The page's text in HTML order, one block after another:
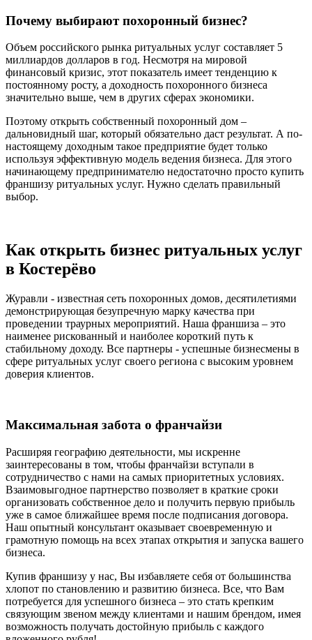
Почему выбирают похоронный бизнес?
Объем российского рынка ритуальных услуг составляет 5
миллиардов долларов в год. Несмотря на мировой
финансовый кризис, этот показатель имеет тенденцию к
постоянному росту, а доходность похоронного бизнеса
значительно выше, чем в других сферах экономики.
Поэтому открыть собственный похоронный дом –
дальновидный шаг, который обязательно даст результат. А по-
настоящему доходным такое предприятие будет только
используя эффективную модель ведения бизнеса. Для этого
начинающему предпринимателю недостаточно просто купить
франшизу ритуальных услуг. Нужно сделать правильный
выбор.
Как открыть бизнес ритуальных услуг
в Костерёво
Журавли - известная сеть похоронных домов, десятилетиями
демонстрирующая безупречную марку качества при
проведении траурных мероприятий. Наша франшиза – это
наименее рискованный и наиболее короткий путь к
стабильному доходу. Все партнеры - успешные бизнесмены в
сфере ритуальных услуг своего региона с высоким уровнем
доверия клиентов.
Максимальная забота о франчайзи
Расширяя географию деятельности, мы искренне
заинтересованы в том, чтобы франчайзи вступали в
сотрудничество с нами на самых приоритетных условиях.
Взаимовыгодное партнерство позволяет в краткие сроки
организовать собственное дело и получить первую прибыль
уже в самое ближайшее время после подписания договора.
Наш опытный консультант оказывает своевременную и
грамотную помощь на всех этапах открытия и запуска вашего
бизнеса.
Купив франшизу у нас, Вы избавляете себя от большинства
хлопот по становлению и развитию бизнеса. Все, что Вам
потребуется для успешного бизнеса – это стать крепким
связующим звеном между клиентами и нашим брендом, имея
возможность получать достойную прибыль с каждого